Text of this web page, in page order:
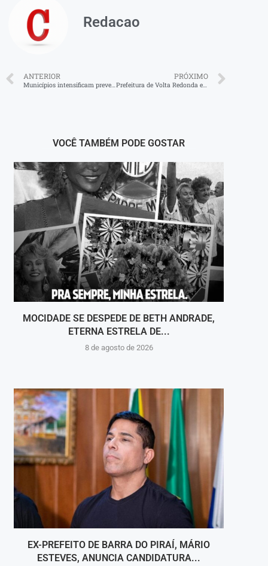
Redacao
ANTERIOR
Municípios intensificam prevenção à segurança
PRÓXIMO
Prefeitura de Volta Redonda entrega praça revitalizada no Jardim Belvedere
VOCÊ TAMBÉM PODE GOSTAR
MOCIDADE SE DESPEDE DE BETH ANDRADE,
ETERNA ESTRELA DE...
8 de agosto de 2026
EX-PREFEITO DE BARRA DO PIRAÍ, MÁRIO
ESTEVES, ANUNCIA CANDIDATURA...